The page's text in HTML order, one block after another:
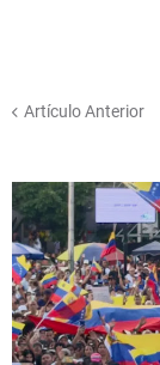
Artículo Anterior